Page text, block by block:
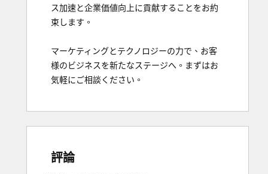
ス加速と企業価値向上に貢献することをお約
束します。
マーケティングとテクノロジーの力で、お客
様のビジネスを新たなステージへ。まずはお
気軽にご相談ください。
評論